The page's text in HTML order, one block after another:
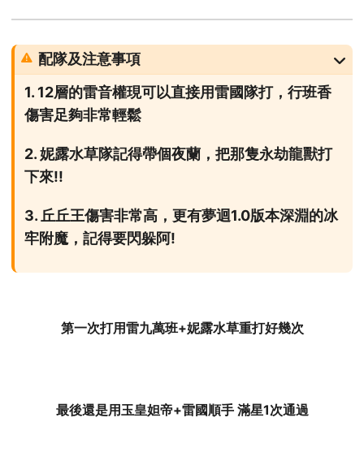
配隊及注意事項
1. 12層的雷音權現可以直接用雷國隊打，行班香
傷害足夠非常輕鬆
2. 妮露水草隊記得帶個夜蘭，把那隻永劫龍獸打
下來!!
3. 丘丘王傷害非常高，更有夢迴1.0版本深淵的冰
牢附魔，記得要閃躲阿!
第一次打用雷九萬班+妮露水草重打好幾次
最後還是用玉皇妲帝+雷國順手 滿星1次通過